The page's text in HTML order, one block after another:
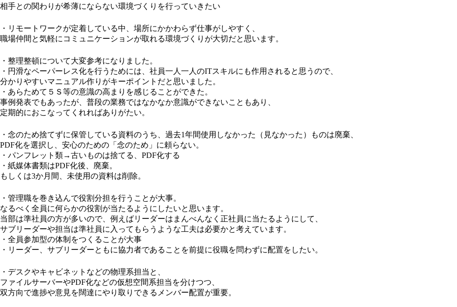
相手との関わりが希薄にならない環境づくりを行っていきたい
・リモートワークが定着している中、場所にかかわらず仕事がしやすく、
職場仲間と気軽にコミュニケーションが取れる環境づくりが大切だと思います。
・整理整頓について大変参考になりました。
・円滑なペーパーレス化を行うためには、社員一人一人のITスキルにも作用されると思うので、
分かりやすいマニュアル作りがキーポイントだと思いました。
・あらためて５Ｓ等の意識の高まりを感じることができた。
事例発表でもあったが、普段の業務ではなかなか意識ができないこともあり、
定期的におこなってくれればありがたい。
・念のため捨てずに保管している資料のうち、過去1年間使用しなかった（見なかった）ものは廃棄、
PDF化を選択し、安心のための「念のため」に頼らない。
・パンフレット類→古いものは捨てる、PDF化する
・紙媒体書類はPDF化後、廃棄。
もしくは3か月間、未使用の資料は削除。
・管理職を巻き込んで役割分担を行うことが大事。
なるべく全員に何らかの役割が当たるようにしたいと思います。
当部は準社員の方が多いので、例えばリーダーはまんべんなく正社員に当たるようにして、
サブリーダーや担当は準社員に入ってもらうような工夫は必要かと考えています。
・全員参加型の体制をつくることが大事
・リーダー、サブリーダーともに協力者であることを前提に役職を問わずに配置をしたい。
・デスクやキャビネットなどの物理系担当と、
ファイルサーバーやPDF化などの仮想空間系担当を分けつつ、
双方向で進捗や意見を闊達にやり取りできるメンバー配置が重要。